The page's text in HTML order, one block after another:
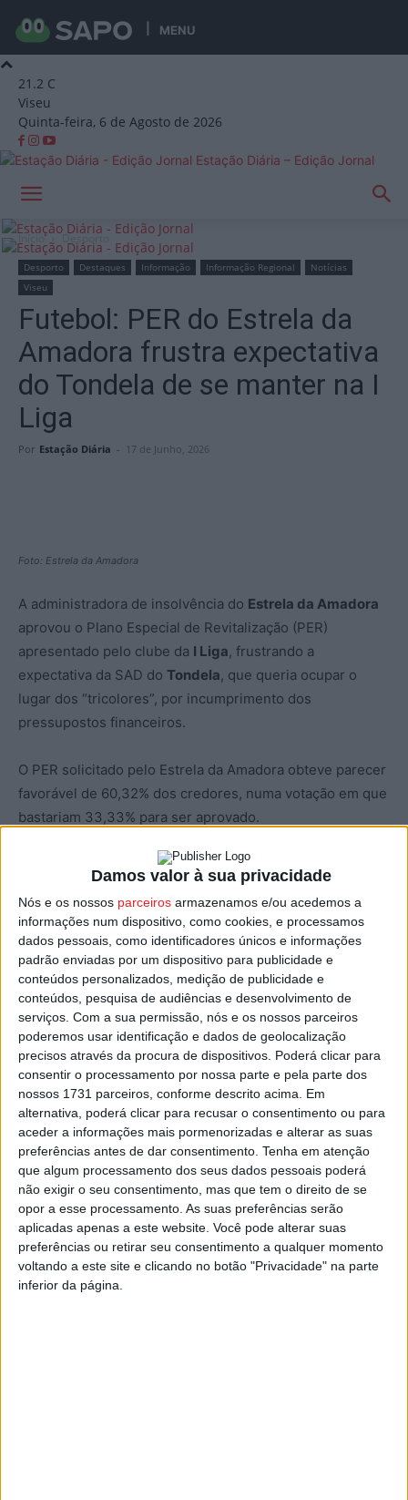
Damos valor à sua privacidade
Nós e os nossos parceiros armazenamos e/ou acedemos a
informações num dispositivo, como cookies, e processamos
dados pessoais, como identificadores únicos e informações
padrão enviadas por um dispositivo para publicidade e
conteúdos personalizados, medição de publicidade e
conteúdos, pesquisa de audiências e desenvolvimento de
serviços. Com a sua permissão, nós e os nossos parceiros
poderemos usar identificação e dados de geolocalização
precisos através da procura de dispositivos. Poderá clicar para
consentir o processamento por nossa parte e pela parte dos
nossos 1731 parceiros, conforme descrito acima. Em
alternativa, poderá clicar para recusar o consentimento ou para
aceder a informações mais pormenorizadas e alterar as suas
preferências antes de dar consentimento. Tenha em atenção
que algum processamento dos seus dados pessoais poderá
não exigir o seu consentimento, mas que tem o direito de se
opor a esse processamento. As suas preferências serão
aplicadas apenas a este website. Você pode alterar suas
preferências ou retirar seu consentimento a qualquer momento
voltando a este site e clicando no botão "Privacidade" na parte
inferior da página.
MENU
21.2 C
Viseu
Quinta-feira, 6 de Agosto de 2026
Estação Diária – Edição Jornal
Início Desporto
Desporto Destaques Informação Informação Regional
Notícias
Viseu
Futebol: PER do Estrela da
Amadora frustra expectativa
do Tondela de se manter na I
Liga
Por Estação Diária - 17 de Junho, 2026
Foto: Estrela da Amadora
A administradora de insolvência do Estrela da Amadora
aprovou o Plano Especial de Revitalização (PER)
apresentado pelo clube da I Liga, frustrando a
expectativa da SAD do Tondela, que queria ocupar o
lugar dos “tricolores”, por incumprimento dos
pressupostos financeiros.
O PER solicitado pelo Estrela da Amadora obteve parecer
favorável de 60,32% dos credores, numa votação em que
bastariam 33,33% para ser aprovado.
A decisão foi comunicada ao Tribunal Judicial da
Comarca de Lisboa Oeste – Juízo de Comércio de Sintra,
que deverá homologar o plano nos próximos dias.
Com a aprovação, a dívida do Estrela da Amadora reduz-
se para menos de metade, de 20 milhões de euros para
menos de 10 milhões, dando ao clube da Reboleira a
possibilidade de cumprir os requisitos de inscrição nas
competições profissionais de 2026/27, junto da Liga
Portuguesa de Futebol Profissional (LPFP).
Esta evolução afasta, para já, a possibilidade de o
Tondela, herdar a vaga na I Liga por via do não
licenciamento do Estrela da Amadora.
O período de licenciamento das sociedades desportivas
ainda decorre, com a decisão final sobre todas as
inscrições, incluindo a do Estrela da Amadora, prevista
para o dia 30.